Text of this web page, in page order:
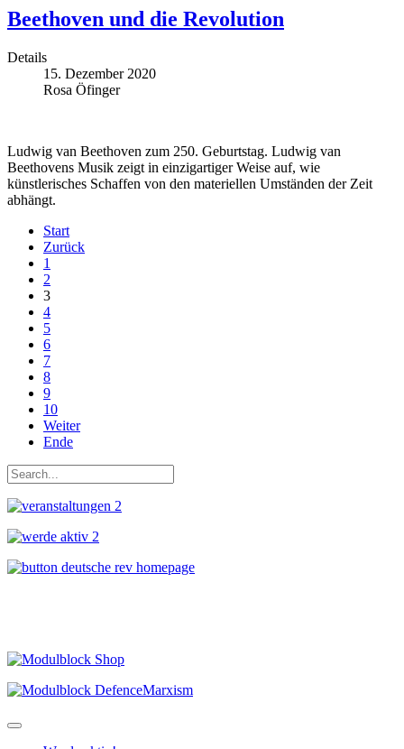
Beethoven und die Revolution
Details
15. Dezember 2020
Rosa Öfinger
Ludwig van Beethoven zum 250. Geburtstag. Ludwig van
Beethovens Musik zeigt in einzigartiger Weise auf, wie
künstlerisches Schaffen von den materiellen Umständen der Zeit
abhängt.
Start
Zurück
1
2
3
4
5
6
7
8
9
10
Weiter
Ende